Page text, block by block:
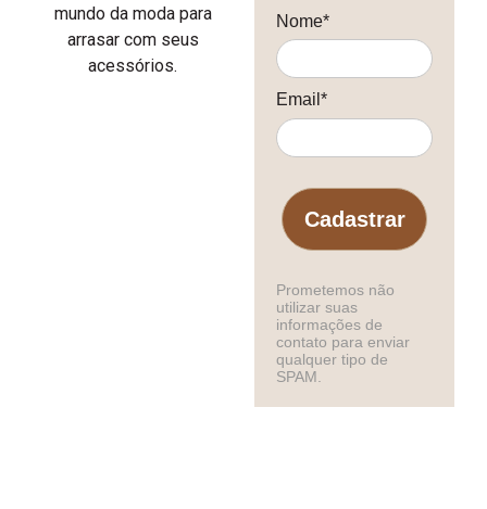
mundo da moda para
arrasar com seus
acessórios.
Nome*
Email*
Cadastrar
Prometemos não
utilizar suas
informações de
contato para enviar
qualquer tipo de
SPAM.